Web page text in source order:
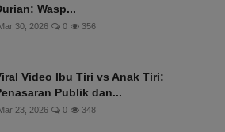
Wasp...
30, 2026 0 356
Video Ibu Tiri vs Anak Tiri:
Publik dan...
23, 2026 0 348